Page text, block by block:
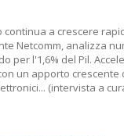
continua a crescere
Netcomm, analizza
per l'1,6% del Pil.
un apporto
(intervista a